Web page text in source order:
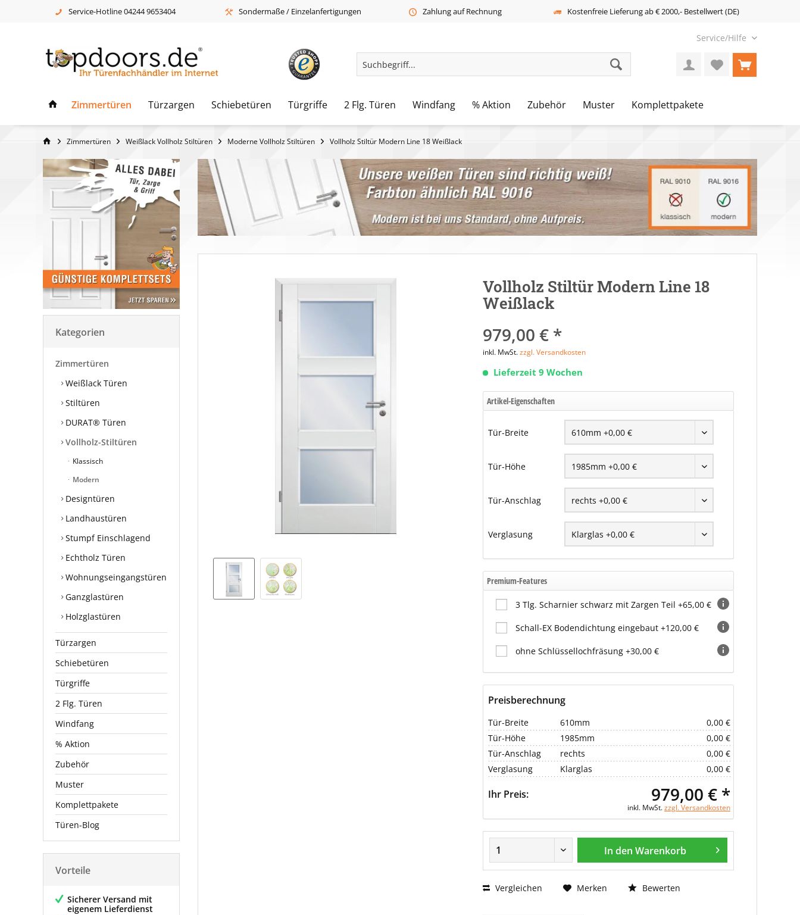
Service-Hotline 04244 9653404 Sondermaße / Einzelanfertigungen Zahlung auf Rechnung Kostenfreie Lieferung ab € 2000,- Bestellwert (DE)
Service/Hilfe
Zimmertüren Türzargen Schiebetüren Türgriffe 2 Flg. Türen Windfang % Aktion Zubehör Muster Komplettpakete
Zimmertüren Weißlack Vollholz Stiltüren Moderne Vollholz Stiltüren Vollholz Stiltür Modern Line 18 Weißlack
Kategorien
Zimmertüren
Weißlack Türen
Stiltüren
DURAT® Türen
Vollholz-Stiltüren
Klassisch
Modern
Designtüren
Landhaustüren
Stumpf Einschlagend
Echtholz Türen
Wohnungseingangstüren
Ganzglastüren
Holzglastüren
Türzargen
Schiebetüren
Türgriffe
2 Flg. Türen
Windfang
% Aktion
Zubehör
Muster
Komplettpakete
Türen-Blog
Vorteile
Sicherer Versand mit
eigenem Lieferdienst
Vollholz Stiltür Modern Line 18
Weißlack
979,00 € *
inkl. MwSt.zzgl. Versandkosten
Lieferzeit 9 Wochen
Artikel-Eigenschaften
Tür-Breite
Tür-Höhe
Tür-Anschlag
Verglasung
Premium-Features
3 Tlg. Scharnier schwarz mit Zargen Teil +65,00 €
Schall-EX Bodendichtung eingebaut +120,00 €
ohne Schlüssellochfräsung +30,00 €
Preisberechnung
Tür-Breite 610mm
0,00 €
Tür-Höhe
1985mm
0,00 €
Tür-Anschlag
rechts
0,00 €
Verglasung
Klarglas 0,00 €
Ihr Preis: 979,00 € *
inkl. MwSt.zzgl. Versandkosten
In den Warenkorb
Vergleichen Merken Bewerten